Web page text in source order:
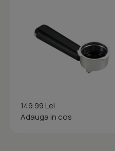
149.99 Lei
Adauga in cos